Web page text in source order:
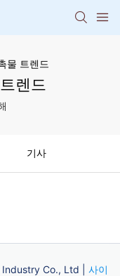
물 트렌드
렌드
기사
Co., Ltd | 사이